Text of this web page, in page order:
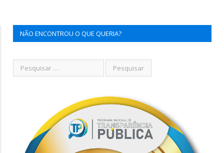
NÃO ENCONTROU O QUE QUERIA?